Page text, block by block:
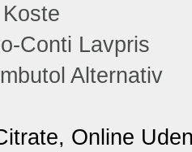
Conti Lavpris
Alternativ
Online